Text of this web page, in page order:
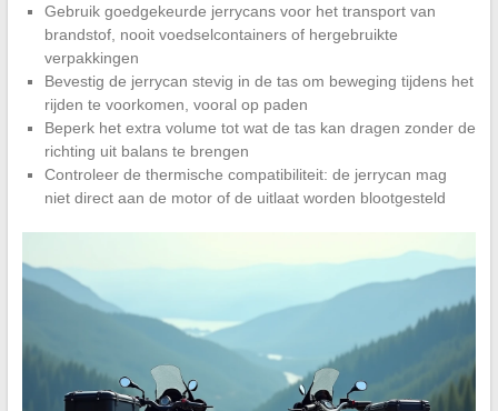
Gebruik goedgekeurde jerrycans voor het transport van
brandstof, nooit voedselcontainers of hergebruikte
verpakkingen
Bevestig de jerrycan stevig in de tas om beweging tijdens het
rijden te voorkomen, vooral op paden
Beperk het extra volume tot wat de tas kan dragen zonder de
richting uit balans te brengen
Controleer de thermische compatibiliteit: de jerrycan mag
niet direct aan de motor of de uitlaat worden blootgesteld